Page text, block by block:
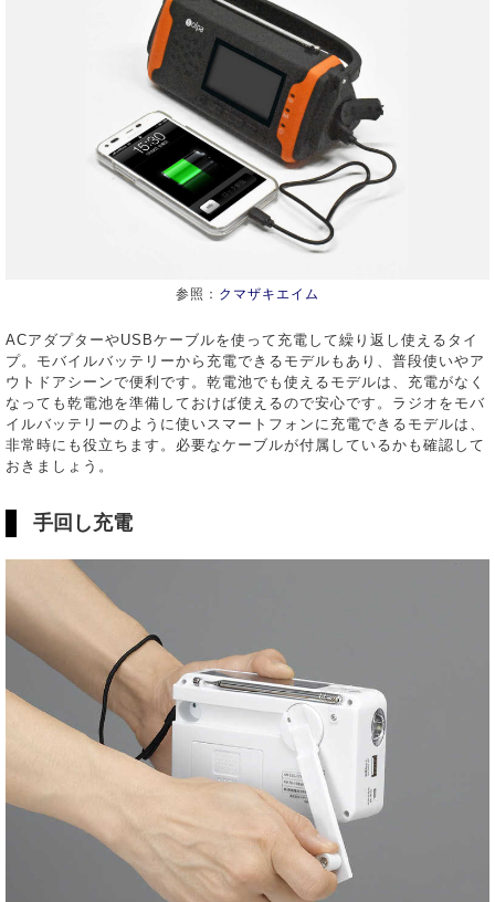
参照： クマザキエイム
ACアダプターやUSBケーブルを使って充電して繰り返し使えるタイ
プ。モバイルバッテリーから充電できるモデルもあり、普段使いやア
ウトドアシーンで便利です。乾電池でも使えるモデルは、充電がなく
なっても乾電池を準備しておけば使えるので安心です。ラジオをモバ
イルバッテリーのように使いスマートフォンに充電できるモデルは、
非常時にも役立ちます。必要なケーブルが付属しているかも確認して
おきましょう。
手回し充電